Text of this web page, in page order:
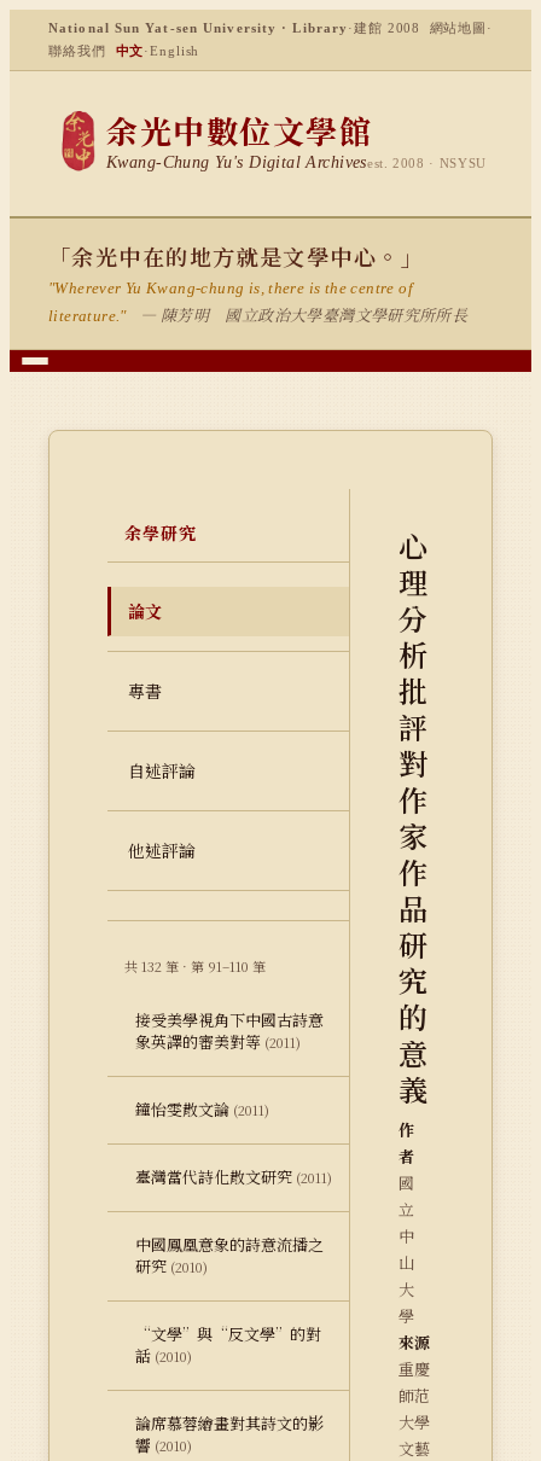
National Sun Yat-sen University · Library ·建館 2008 網站地圖 ·
聯絡我們
中文·English
余光中數位文學館
Kwang-Chung Yu's Digital Archivesest. 2008 · NSYSU
「余光中在的地方就是文學中心。」
"Wherever Yu Kwang-chung is, there is the centre of
literature."
— 陳芳明 國立政治大學臺灣文學研究所所長
余學研究
論文
專書
自述評論
他述評論
共 132 筆 · 第 91–110 筆
接受美學視角下中國古詩意
象英譯的審美對等 (2011)
鐘怡雯散文論 (2011)
臺灣當代詩化散文研究 (2011)
中國鳳凰意象的詩意流播之
研究 (2010)
“文學”與“反文學”的對
話 (2010)
論席慕蓉繪畫對其詩文的影
響 (2010)
心
理
分
析
批
評
對
作
家
作
品
研
究
的
意
義
作
者
國
立
中
山
大
學
來源
重慶
師范
大學
文藝